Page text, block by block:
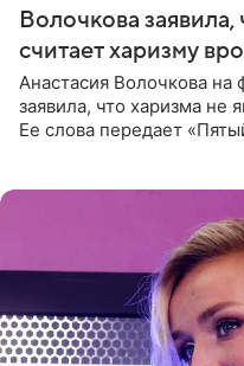
Волочкова заявила,
считает харизму
Анастасия Волочкова на
заявила, что харизма не
Ее слова передает